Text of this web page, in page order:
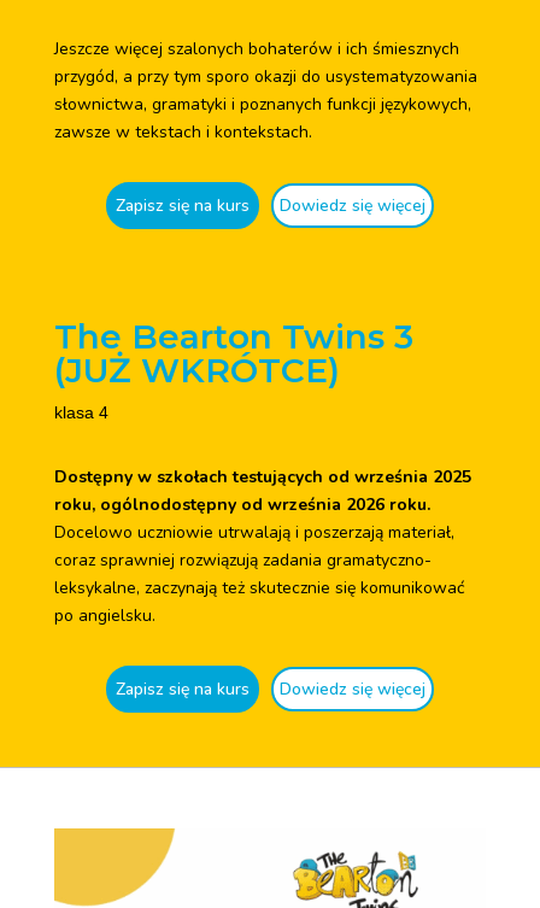
Jeszcze więcej szalonych bohaterów i ich śmiesznych
przygód, a przy tym sporo okazji do usystematyzowania
słownictwa, gramatyki i poznanych funkcji językowych,
zawsze w tekstach i kontekstach.
Zapisz się na kurs Dowiedz się więcej
The Bearton Twins 3
(JUŻ WKRÓTCE)
klasa 4
Dostępny w szkołach testujących od września 2025
roku, ogólnodostępny od września 2026 roku.
Docelowo uczniowie utrwalają i poszerzają materiał,
coraz sprawniej rozwiązują zadania gramatyczno-
leksykalne, zaczynają też skutecznie się komunikować
po angielsku.
Zapisz się na kurs Dowiedz się więcej